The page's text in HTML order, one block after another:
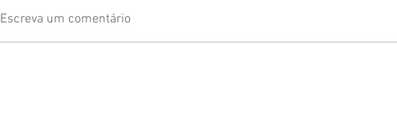
Escreva um comentário